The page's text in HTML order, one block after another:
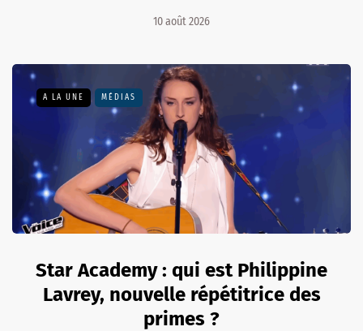
10 août 2026
A LA UNE MÉDIAS
Star Academy : qui est Philippine
Lavrey, nouvelle répétitrice des
primes ?